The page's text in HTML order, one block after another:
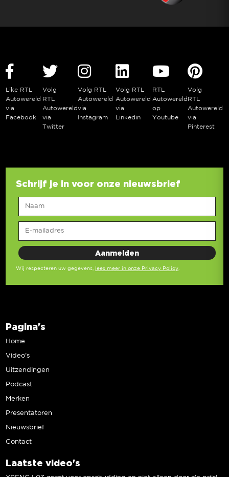
Like RTL
Autowereld
via
Facebook
Volg
RTL
Autowereld
via
Twitter
Volg RTL
Autowereld
via
Instagram
Volg RTL
Autowereld
via
Linkedin
RTL
Autowereld
op
Youtube
Volg
RTL
Autowereld
via
Pinterest
Schrijf je in voor onze nieuwsbrief
Wij respecteren uw gegevens, lees meer in onze Privacy Policy.
Pagina's
Home
Video’s
Uitzendingen
Podcast
Merken
Presentatoren
Nieuwsbrief
Contact
Laatste video's